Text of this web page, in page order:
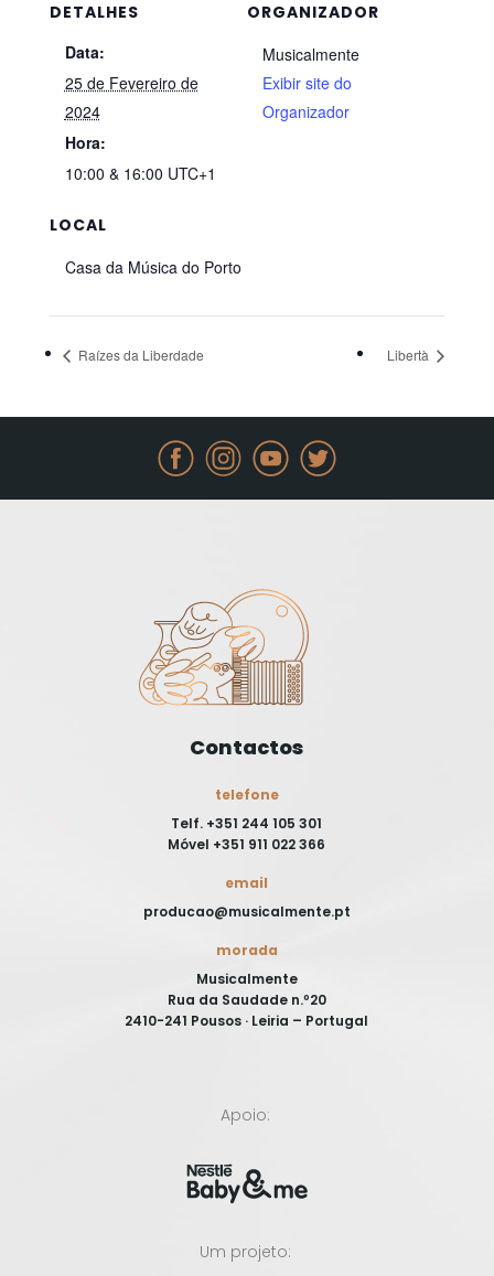
DETALHES
Data:
25 de Fevereiro de
2024
Hora:
10:00 & 16:00 UTC+1
LOCAL
Casa da Música do Porto
ORGANIZADOR
Musicalmente
Exibir site do
Organizador
Raízes da Liberdade Libertà
Contactos
telefone
Telf. +351 244 105 301
Móvel +351 911 022 366
email
producao@musicalmente.pt
morada
Musicalmente
Rua da Saudade n.º20
2410-241 Pousos · Leiria – Portugal
Apoio:
Um projeto: